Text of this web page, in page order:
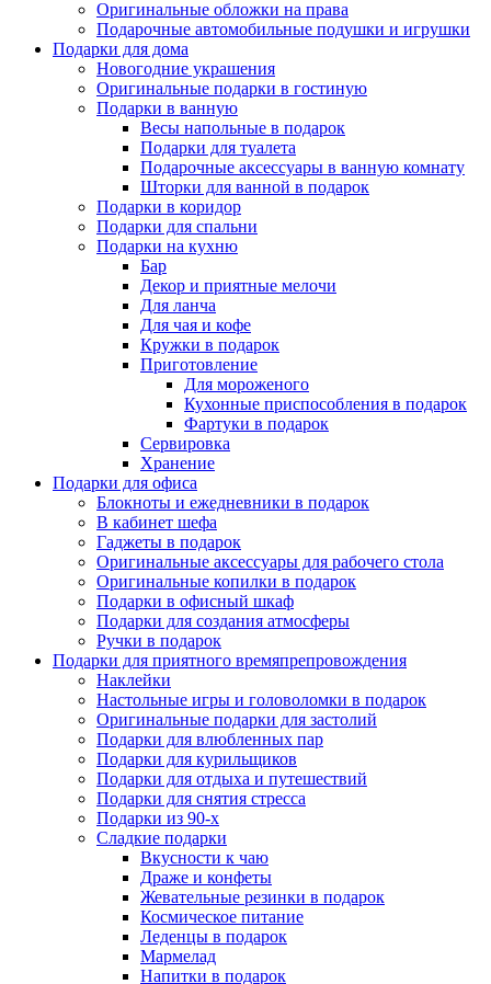
Оригинальные обложки на права
Подарочные автомобильные подушки и игрушки
Подарки для дома
Новогодние украшения
Оригинальные подарки в гостиную
Подарки в ванную
Весы напольные в подарок
Подарки для туалета
Подарочные аксессуары в ванную комнату
Шторки для ванной в подарок
Подарки в коридор
Подарки для спальни
Подарки на кухню
Бар
Декор и приятные мелочи
Для ланча
Для чая и кофе
Кружки в подарок
Приготовление
Для мороженого
Кухонные приспособления в подарок
Фартуки в подарок
Сервировка
Хранение
Подарки для офиса
Блокноты и ежедневники в подарок
В кабинет шефа
Гаджеты в подарок
Оригинальные аксессуары для рабочего стола
Оригинальные копилки в подарок
Подарки в офисный шкаф
Подарки для создания атмосферы
Ручки в подарок
Подарки для приятного времяпрепровождения
Наклейки
Настольные игры и головоломки в подарок
Оригинальные подарки для застолий
Подарки для влюбленных пар
Подарки для курильщиков
Подарки для отдыха и путешествий
Подарки для снятия стресса
Подарки из 90-х
Сладкие подарки
Вкусности к чаю
Драже и конфеты
Жевательные резинки в подарок
Космическое питание
Леденцы в подарок
Мармелад
Напитки в подарок